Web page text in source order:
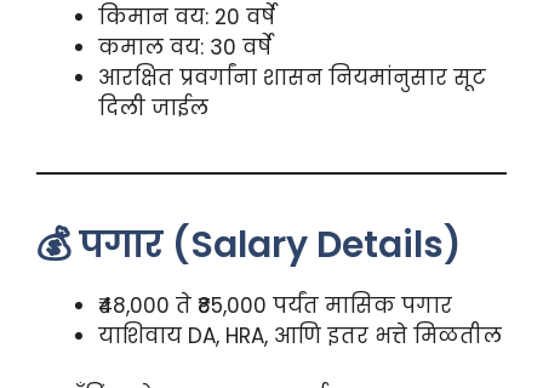
किमान वय: 20 वर्षे
कमाल वय: 30 वर्षे
आरक्षित प्रवर्गांना शासन नियमांनुसार सूट
दिली जाईल
💰 पगार (Salary Details)
₹48,000 ते ₹85,000 पर्यंत मासिक पगार
याशिवाय DA, HRA, आणि इतर भत्ते मिळतील